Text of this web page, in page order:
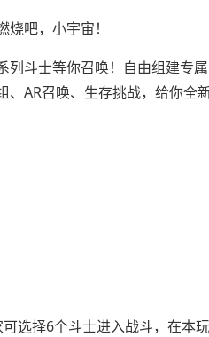
吧，小宇宙！
斗士等你召唤！自由组建专
AR召唤、生存挑战，给你全
选择6个斗士进入战斗，在本